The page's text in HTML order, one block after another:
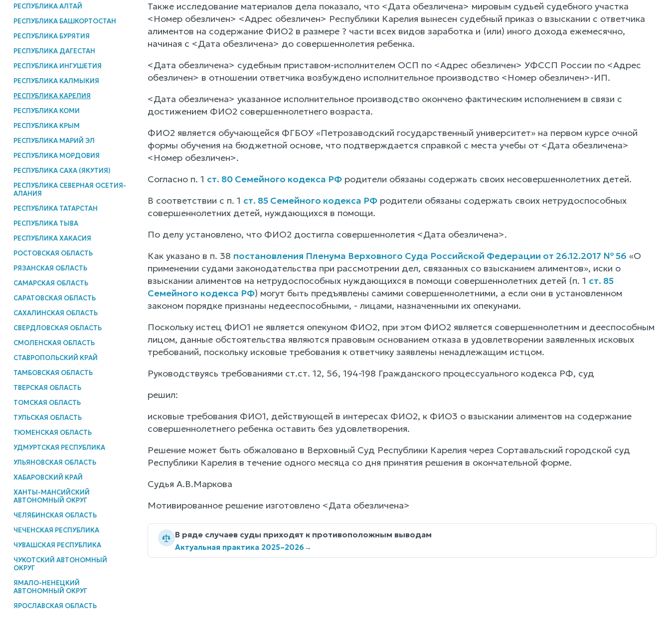
РЕСПУБЛИКА АЛТАЙ
РЕСПУБЛИКА БАШКОРТОСТАН
РЕСПУБЛИКА БУРЯТИЯ
РЕСПУБЛИКА ДАГЕСТАН
РЕСПУБЛИКА ИНГУШЕТИЯ
РЕСПУБЛИКА КАЛМЫКИЯ
РЕСПУБЛИКА КАРЕЛИЯ
РЕСПУБЛИКА КОМИ
РЕСПУБЛИКА КРЫМ
РЕСПУБЛИКА МАРИЙ ЭЛ
РЕСПУБЛИКА МОРДОВИЯ
РЕСПУБЛИКА САХА (ЯКУТИЯ)
РЕСПУБЛИКА СЕВЕРНАЯ ОСЕТИЯ-
АЛАНИЯ
РЕСПУБЛИКА ТАТАРСТАН
РЕСПУБЛИКА ТЫВА
РЕСПУБЛИКА ХАКАСИЯ
РОСТОВСКАЯ ОБЛАСТЬ
РЯЗАНСКАЯ ОБЛАСТЬ
САМАРСКАЯ ОБЛАСТЬ
САРАТОВСКАЯ ОБЛАСТЬ
САХАЛИНСКАЯ ОБЛАСТЬ
СВЕРДЛОВСКАЯ ОБЛАСТЬ
СМОЛЕНСКАЯ ОБЛАСТЬ
СТАВРОПОЛЬСКИЙ КРАЙ
ТАМБОВСКАЯ ОБЛАСТЬ
ТВЕРСКАЯ ОБЛАСТЬ
ТОМСКАЯ ОБЛАСТЬ
ТУЛЬСКАЯ ОБЛАСТЬ
ТЮМЕНСКАЯ ОБЛАСТЬ
УДМУРТСКАЯ РЕСПУБЛИКА
УЛЬЯНОВСКАЯ ОБЛАСТЬ
ХАБАРОВСКИЙ КРАЙ
ХАНТЫ-МАНСИЙСКИЙ
АВТОНОМНЫЙ ОКРУГ
ЧЕЛЯБИНСКАЯ ОБЛАСТЬ
ЧЕЧЕНСКАЯ РЕСПУБЛИКА
ЧУВАШСКАЯ РЕСПУБЛИКА
ЧУКОТСКИЙ АВТОНОМНЫЙ
ОКРУГ
ЯМАЛО-НЕНЕЦКИЙ
АВТОНОМНЫЙ ОКРУГ
ЯРОСЛАВСКАЯ ОБЛАСТЬ
Также исследование материалов дела показало, что <Дата обезличена> мировым судьей судебного участка
<Номер обезличен> <Адрес обезличен> Республики Карелия вынесен судебный приказ о взыскании с ответчика
алиментов на содержание ФИО2 в размере ? части всех видов заработка и (или) иного дохода ежемесячно,
начиная с <Дата обезличена> до совершеннолетия ребенка.
<Дата обезличена> судебным приставом-исполнителем ОСП по <Адрес обезличен> УФССП России по <Адрес
обезличен> в отношении ответчика возбуждено исполнительное производство <Номер обезличен>-ИП.
<Дата обезличена> указанное исполнительное производство окончено фактическим исполнением в связи с
достижением ФИО2 совершеннолетнего возраста.
ФИО2 является обучающейся ФГБОУ «Петрозаводский государственный университет» на первом курсе очной
формы обучения на бюджетной основе, что подтверждается справкой с места учебы от <Дата обезличена>
<Номер обезличен>.
Согласно п. 1 ст. 80 Семейного кодекса РФродители обязаны содержать своих несовершеннолетних детей.
В соответствии с п. 1 ст. 85 Семейного кодекса РФродители обязаны содержать своих нетрудоспособных
совершеннолетних детей, нуждающихся в помощи.
По делу установлено, что ФИО2 достигла совершеннолетия <Дата обезличена>.
Как указано в п. 38 постановления Пленума Верховного Суда Российской Федерации от 26.12.2017 № 56 «О
применении судами законодательства при рассмотрении дел, связанных со взысканием алиментов», иски о
взыскании алиментов на нетрудоспособных нуждающихся в помощи совершеннолетних детей (п. 1 ст. 85
Семейного кодекса РФ) могут быть предъявлены самими совершеннолетними, а если они в установленном
законом порядке признаны недееспособными, - лицами, назначенными их опекунами.
Поскольку истец ФИО1 не является опекуном ФИО2, при этом ФИО2 является совершеннолетним и дееспособным
лицом, данные обстоятельства являются правовым основанием отказа в удовлетворении заявленных исковых
требований, поскольку исковые требования к ответчику заявлены ненадлежащим истцом.
Руководствуясь требованиями ст.ст. 12, 56, 194-198 Гражданского процессуального кодекса РФ, суд
решил:
исковые требования ФИО1, действующей в интересах ФИО2, к ФИО3 о взыскании алиментов на содержание
совершеннолетнего ребенка оставить без удовлетворения.
Решение может быть обжаловано в Верховный Суд Республики Карелия через Сортавальский городской суд
Республики Карелия в течение одного месяца со дня принятия решения в окончательной форме.
Судья А.В.Маркова
Мотивированное решение изготовлено <Дата обезличена>
В ряде случаев суды приходят к противоположным выводам
Актуальная практика 2025–2026→